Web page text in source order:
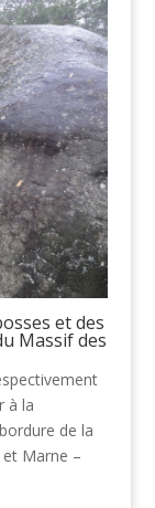
et des
Massif des
à la
de la
Marne –